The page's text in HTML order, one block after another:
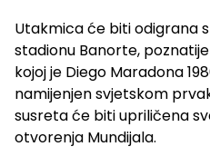
Utakmica će biti odigrana
stadionu Banorte,
kojoj je Diego Maradona
namijenjen svjetskom
susreta će biti upriličena
otvorenja Mundijala.